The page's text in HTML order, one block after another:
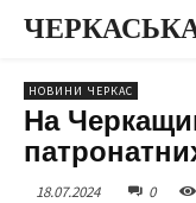
НОВИНИ ЧЕРКАС
На
18.07.2024 0